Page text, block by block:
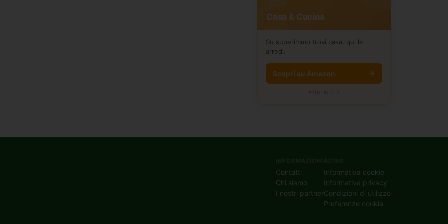
Casa & Cucina
Su superimmo trovi casa, qui la
arredi.
Scopri su Amazon
ANNUNCIO
Contatti
Chi siamo
I nostri partner
Informativa cookie
Informativa privacy
Condizioni di utilizzo
Preferenze cookie